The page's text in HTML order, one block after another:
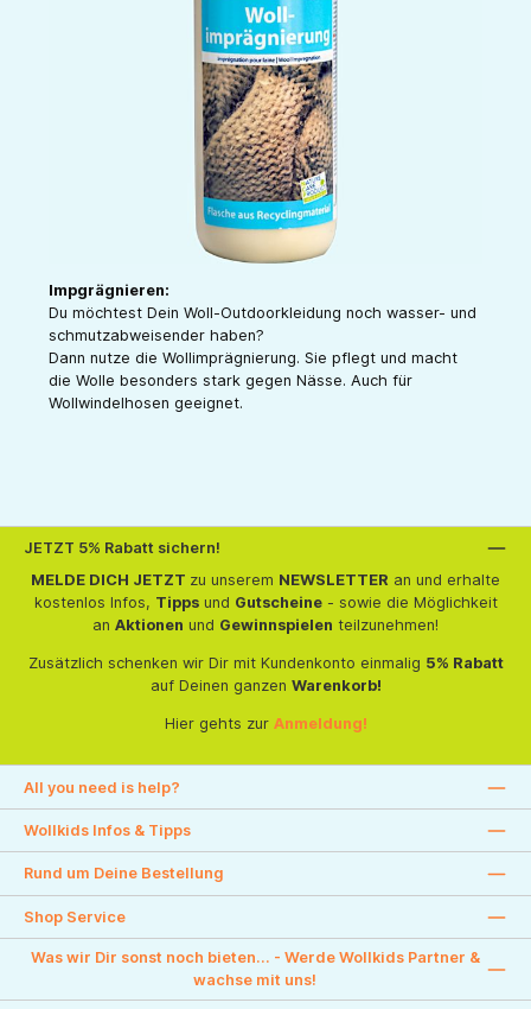
Impgrägnieren:
Du möchtest Dein Woll-Outdoorkleidung noch wasser- und
schmutzabweisender haben?
Dann nutze die Wollimprägnierung. Sie pflegt und macht
die Wolle besonders stark gegen Nässe. Auch für
Wollwindelhosen geeignet.
JETZT 5% Rabatt sichern!
MELDE DICH JETZT zu unserem NEWSLETTER an und erhalte
kostenlos Infos, Tippsund Gutscheine- sowie die Möglichkeit
an Aktionen und Gewinnspielen teilzunehmen!
Zusätzlich schenken wir Dir mit Kundenkonto einmalig 5% Rabatt
auf Deinen ganzen Warenkorb!
Hier gehts zur Anmeldung!
All you need is help?
Wollkids Infos & Tipps
Rund um Deine Bestellung
Shop Service
Was wir Dir sonst noch bieten... - Werde Wollkids Partner &
wachse mit uns!